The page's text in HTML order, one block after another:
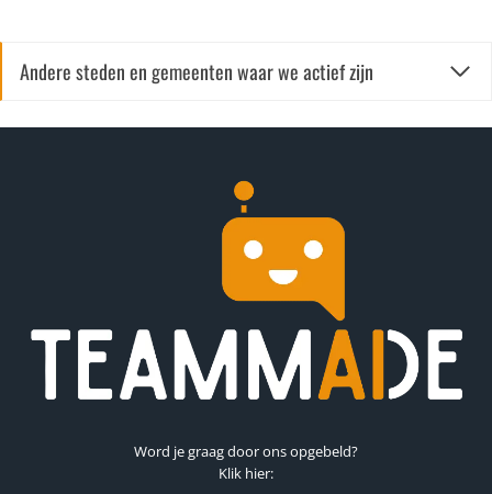
Andere steden en gemeenten waar we actief zijn
Word je graag door ons opgebeld?
Klik hier: